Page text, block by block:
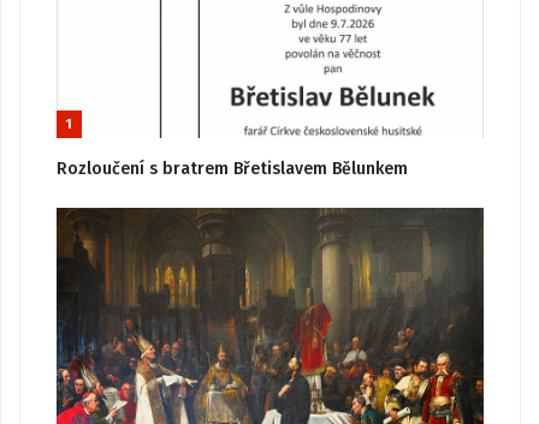
1
Rozloučení s bratrem Břetislavem Bělunkem